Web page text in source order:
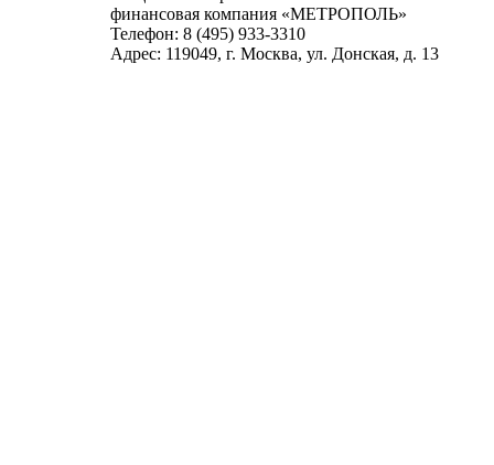
финансовая компания «МЕТРОПОЛЬ»
Телефон: 8 (495) 933-3310
Адрес: 119049, г. Москва, ул. Донская, д. 13